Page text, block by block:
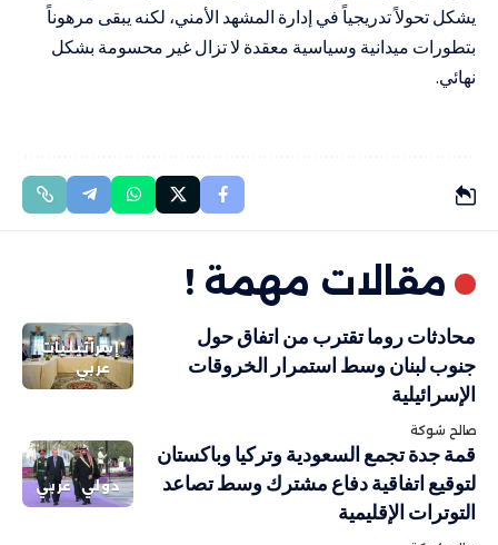
يشكل تحولاً تدريجياً في إدارة المشهد الأمني، لكنه يبقى مرهوناً
بتطورات ميدانية وسياسية معقدة لا تزال غير محسومة بشكل
نهائي.
مقالات مهمة !
إسرائيليات
عربي
محادثات روما تقترب من اتفاق حول
جنوب لبنان وسط استمرار الخروقات
الإسرائيلية
صالح شوكة
دولي عربي
قمة جدة تجمع السعودية وتركيا وباكستان
لتوقيع اتفاقية دفاع مشترك وسط تصاعد
التوترات الإقليمية